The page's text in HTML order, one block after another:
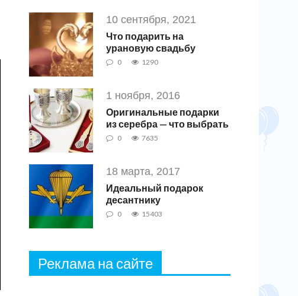
10 сентября, 2021
Что подарить на
урановую свадьбу
0 1290
1 ноября, 2016
Оригинальные подарки
из серебра — что выбрать
0 7635
18 марта, 2017
Идеальный подарок
десантнику
0 15403
Реклама на сайте